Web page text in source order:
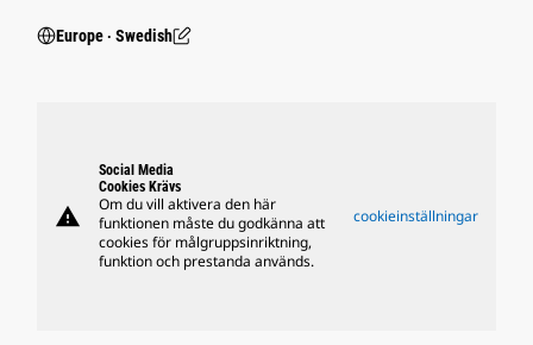
Europe ‧ Swedish
warning
Social Media
Cookies Krävs
Om du vill aktivera den här
funktionen måste du godkänna att
cookies för målgruppsinriktning,
funktion och prestanda används.
cookieinställningar